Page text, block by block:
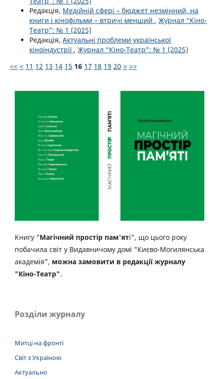
Редакція, Медійній сфері – бюджет незмінний, на
книги і кінофільми – втричі менший , Журнал “Кіно-
Театр”: № 1 (2025)
Редакція, Актуальні проблеми української
кіноіндустрії , Журнал “Кіно-Театр”: № 1 (2025)
<< < 11 12 13 14 15 16 17 18 19 20 > >>
Книгу "Магічний простір пам'яті", що цього року
побачила світ у Видавничому домі "Києво-Могилянська
академія", можна замовити в редакції журналу
"Кіно-Театр".
Розділи журналу
Митці на фронті
Світ з Україною
Актуально